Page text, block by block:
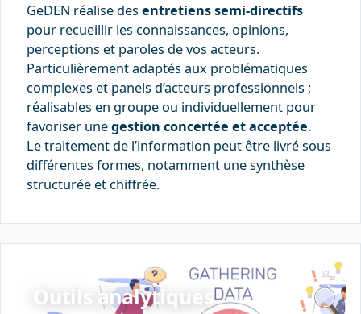
GeDEN réalise des entretiens semi-directifs
pour recueillir les connaissances, opinions,
perceptions et paroles de vos acteurs.
Particulièrement adaptés aux problématiques
complexes et panels d’acteurs professionnels ;
réalisables en groupe ou individuellement pour
favoriser unegestion concertée et acceptée.
Le traitement de l’information peut être livré sous
différentes formes, notamment une synthèse
structurée et chiffrée.
Outils analytiques